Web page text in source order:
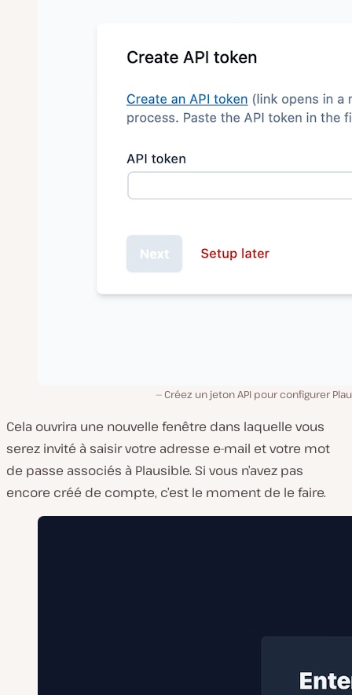
Créez un jeton API pour configurer
Cela ouvrira une nouvelle fenêtre dans laquelle vous
serez invité à saisir votre adresse e-mail et votre mot
de passe associés à Plausible. Si vous n’avez pas
encore créé de compte, c’est le moment de le faire.